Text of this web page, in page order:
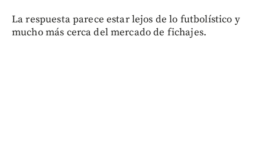
La respuesta parece estar lejos de lo futbolístico y
mucho más cerca del mercado de fichajes.